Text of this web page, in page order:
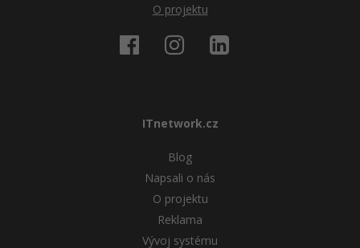
O projektu
ITnetwork.cz
Blog
Napsali o nás
O projektu
Reklama
Vývoj systému